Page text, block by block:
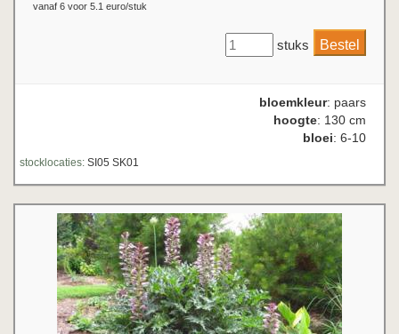
vanaf 6 voor 5.1 euro/stuk
stuks
bloemkleur: paars
hoogte: 130 cm
bloei: 6-10
stocklocaties: SI05 SK01